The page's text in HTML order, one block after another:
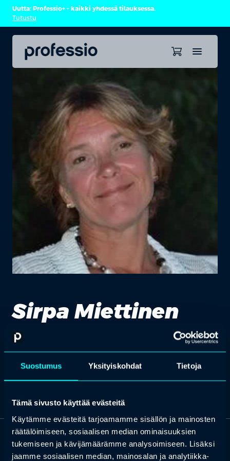
Suostumus Yksityiskohdat Tietoja
Tämä sivusto käyttää evästeitä
Käytämme evästeitä tarjoamamme sisällön ja mainosten
räätälöimiseen, sosiaalisen median ominaisuuksien
tukemiseen ja kävijämäärämme analysoimiseen. Lisäksi
jaamme sosiaalisen median, mainosalan ja analytiikka-
Uutta: Professio+ – kaikki yhdessä tilauksessa.
Tutustu
Sirpa Miettinen
Hoitajana avustustyöntekijänä Punaisen ristin kriisi-
OTA YHTEYTTÄ
Keilaranta 1 A, 02150 Espoo